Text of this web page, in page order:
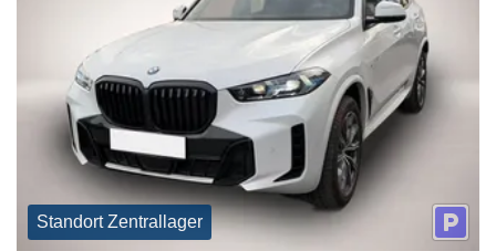
Standort Zentrallager